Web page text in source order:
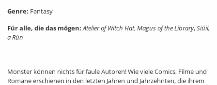
Genre: Fantasy
Für alle, die das mögen: Atelier of Witch Hat,Magus of the Library,Siúil,
a Rún
Monster können nichts für faule Autoren! Wie viele Comics, Filme und
Romane erschienen in den letzten Jahren und Jahrzehnten, die ihrem